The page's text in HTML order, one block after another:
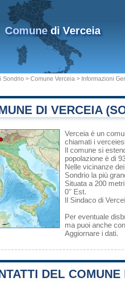
Comunedi Verceia
Sondrio > Comune Verceia > Informazioni
DI VERCEIA
Verceia è un
chiamati i
Il comune si
popolazione è di
Nelle vicinanze
Sondrio la più
Situata a 200
0'' Est.
Il Sindaco di
Per eventuale
ma puoi anche
Aggiornare i dati.
DEL